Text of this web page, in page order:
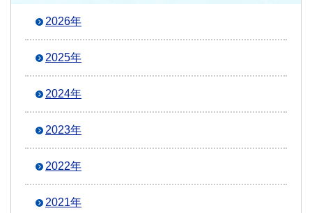
2026年
2025年
2024年
2023年
2022年
2021年